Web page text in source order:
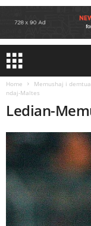
Home Memushaj i
ndaj-Maltes
Ledian-